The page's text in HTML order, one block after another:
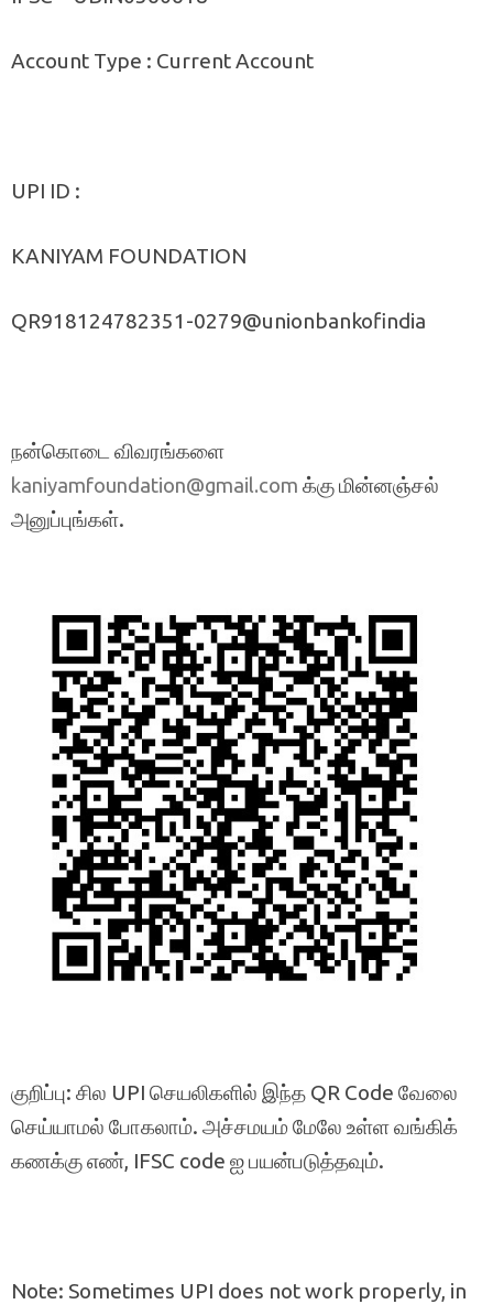
Account Type : Current Account
UPI ID :
KANIYAM FOUNDATION
QR918124782351-0279@unionbankofindia
நன்கொடை விவரங்களை
kaniyamfoundation@gmail.com க்கு மின்னஞ்சல்
அனுப்புங்கள்.
குறிப்பு: சில UPI செயலிகளில் இந்த QR Code வேலை
செய்யாமல் போகலாம். அச்சமயம் மேலே உள்ள வங்கிக்
கணக்கு எண், IFSC code ஐ பயன்படுத்தவும்.
Note: Sometimes UPI does not work properly, in